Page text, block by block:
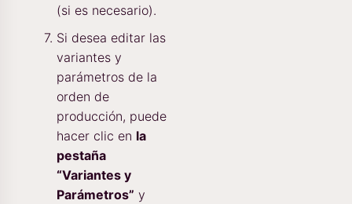
(si es necesario).
Si desea editar las
variantes y
parámetros de la
orden de
producción, puede
hacer clic en la
pestaña
“Variantes y
Parámetros” y